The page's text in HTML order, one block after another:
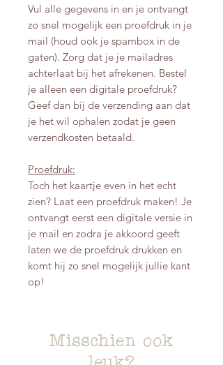
Vul alle gegevens in en je ontvangt
zo snel mogelijk een proefdruk in je
mail (houd ook je spambox in de
gaten). Zorg dat je je mailadres
achterlaat bij het afrekenen. Bestel
je alleen een digitale proefdruk?
Geef dan bij de verzending aan dat
je het wil ophalen zodat je geen
verzendkosten betaald.
Proefdruk:
Toch het kaartje even in het echt
zien? Laat een proefdruk maken! Je
ontvangt eerst een digitale versie in
je mail en zodra je akkoord geeft
laten we de proefdruk drukken en
komt hij zo snel mogelijk jullie kant
op!
Misschien ook